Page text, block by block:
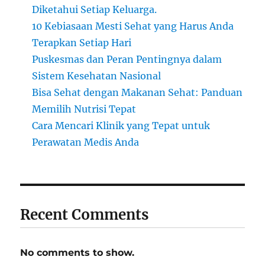
Diketahui Setiap Keluarga.
10 Kebiasaan Mesti Sehat yang Harus Anda
Terapkan Setiap Hari
Puskesmas dan Peran Pentingnya dalam
Sistem Kesehatan Nasional
Bisa Sehat dengan Makanan Sehat: Panduan
Memilih Nutrisi Tepat
Cara Mencari Klinik yang Tepat untuk
Perawatan Medis Anda
Recent Comments
No comments to show.